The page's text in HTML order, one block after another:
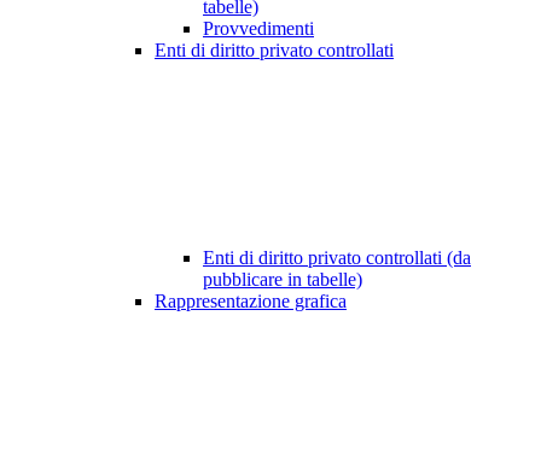
tabelle)
Provvedimenti
Enti di diritto privato controllati
Enti di diritto privato controllati (da
pubblicare in tabelle)
Rappresentazione grafica